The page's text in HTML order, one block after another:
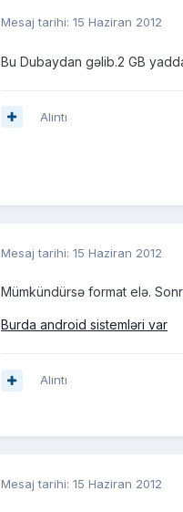
Mesaj tarihi: 15 Haziran 2012
Bu Dubaydan gəlib.2 GB
Alıntı
Mesaj tarihi: 15 Haziran 2012
Mümkündürsə format elə.
Burda android sistemləri var
Alıntı
Mesaj tarihi: 15 Haziran 2012